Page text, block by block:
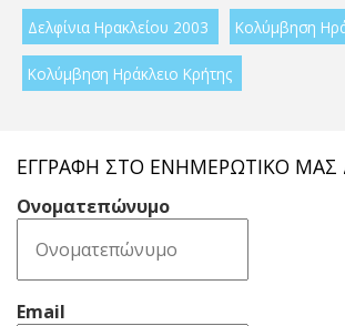
Δελφίνια Ηρακλείου 2003 Κολύμβηση
Κολύμβηση Ηράκλειο Κρήτης
ΕΓΓΡΑΦΉ ΣΤΟ ΕΝΗΜΕΡΩΤΙΚΌ ΜΑΣ
Ονοματεπώνυμο
Email